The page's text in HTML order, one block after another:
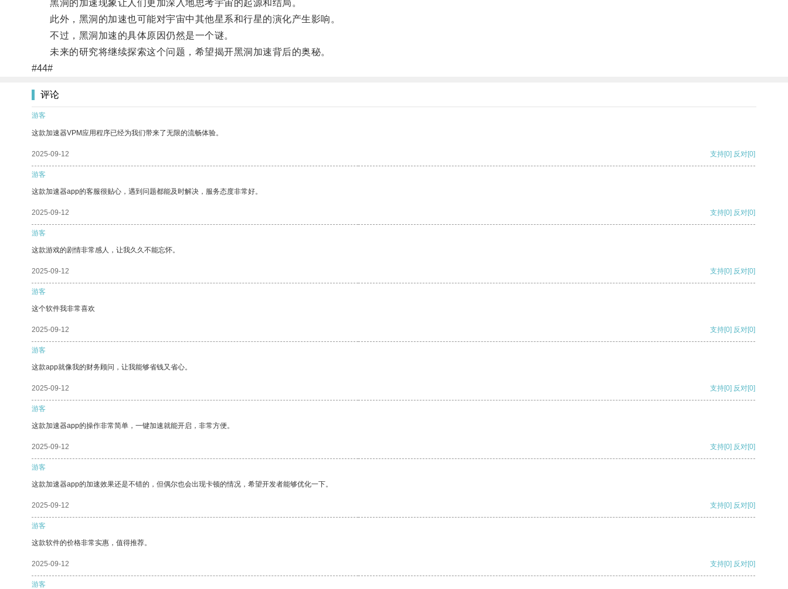
黑洞的加速现象让人们更加深入地思考宇宙的起源和结局。
此外，黑洞的加速也可能对宇宙中其他星系和行星的演化产生影响。
不过，黑洞加速的具体原因仍然是一个谜。
未来的研究将继续探索这个问题，希望揭开黑洞加速背后的奥秘。
#44#
评论
游客
这款加速器VPM应用程序已经为我们带来了无限的流畅体验。
2025-09-12 支持[0] 反对[0]
游客
这款加速器app的客服很贴心，遇到问题都能及时解决，服务态度非常好。
2025-09-12 支持[0] 反对[0]
游客
这款游戏的剧情非常感人，让我久久不能忘怀。
2025-09-12 支持[0] 反对[0]
游客
这个软件我非常喜欢
2025-09-12 支持[0] 反对[0]
游客
这款app就像我的财务顾问，让我能够省钱又省心。
2025-09-12 支持[0] 反对[0]
游客
这款加速器app的操作非常简单，一键加速就能开启，非常方便。
2025-09-12 支持[0] 反对[0]
游客
这款加速器app的加速效果还是不错的，但偶尔也会出现卡顿的情况，希望开发者能够优化一下。
2025-09-12 支持[0] 反对[0]
游客
这款软件的价格非常实惠，值得推荐。
2025-09-12 支持[0] 反对[0]
游客